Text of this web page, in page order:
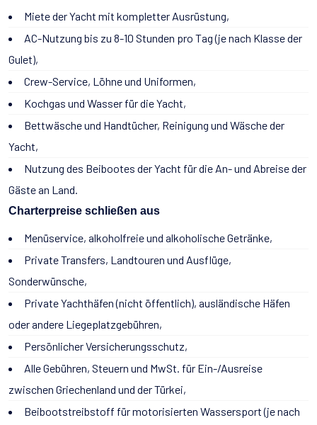
Miete der Yacht mit kompletter Ausrüstung,
AC-Nutzung bis zu 8-10 Stunden pro Tag (je nach Klasse der
Gulet),
Crew-Service, Löhne und Uniformen,
Kochgas und Wasser für die Yacht,
Bettwäsche und Handtücher, Reinigung und Wäsche der
Yacht,
Nutzung des Beibootes der Yacht für die An- und Abreise der
Gäste an Land.
Charterpreise schließen aus
Menüservice, alkoholfreie und alkoholische Getränke,
Private Transfers, Landtouren und Ausflüge,
Sonderwünsche,
Private Yachthäfen (nicht öffentlich), ausländische Häfen
oder andere Liegeplatzgebühren,
Persönlicher Versicherungsschutz,
Alle Gebühren, Steuern und MwSt. für Ein-/Ausreise
zwischen Griechenland und der Türkei,
Beibootstreibstoff für motorisierten Wassersport (je nach